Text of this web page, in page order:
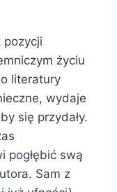
pozycji
życiu
literatury
wydaje
się przydały.
pogłębić swą
Sam z